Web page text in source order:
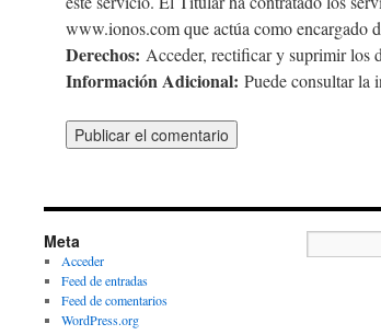
www.ionos.com que actúa como encargado
Derechos: Acceder, rectificar y suprimir los
Información Adicional: Puede consultar la
Meta
Acceder
Feed de entradas
Feed de comentarios
WordPress.org